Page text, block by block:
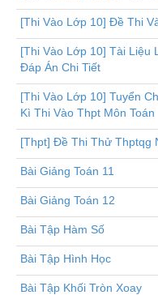
[Thi Vào Lớp 10] Đề Thi
[Thi Vào Lớp 10] Tài Liệu
Đáp Án Chi Tiết
[Thi Vào Lớp 10] Tuyển
Kì Thi Vào Thpt Môn Toán
[Thpt] Đề Thi Thử Thptqg
Bài Giảng Toán 11
Bài Giảng Toán 12
Bài Tập Hàm Số
Bài Tập Hình Học
Bài Tập Khối Tròn Xoay